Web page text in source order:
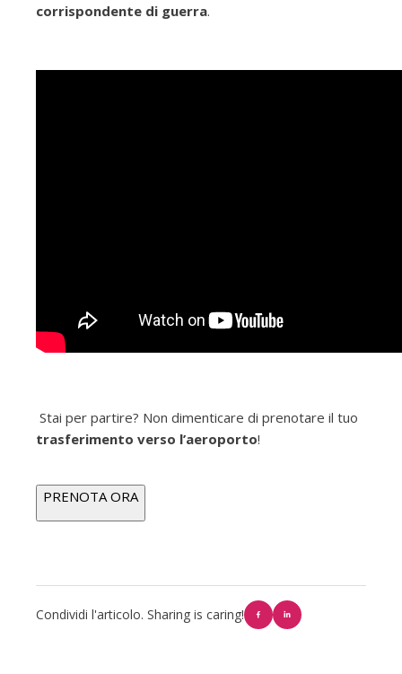
corrispondente di guerra.
Stai per partire? Non dimenticare di prenotare il tuo
trasferimento verso l’aeroporto!
PRENOTA ORA
Condividi l'articolo. Sharing is caring!